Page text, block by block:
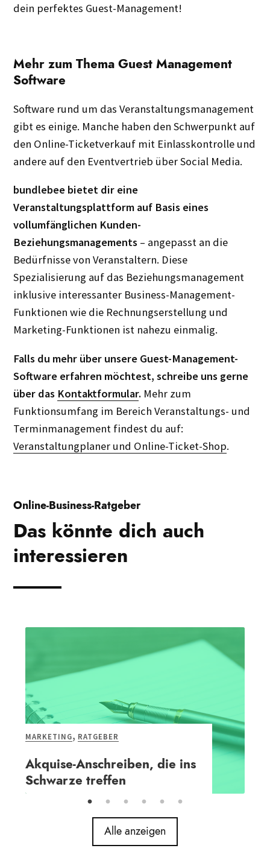
dein perfektes Guest-Management!
Mehr zum Thema Guest Management
Software
Software rund um das Veranstaltungsmanagement
gibt es einige. Manche haben den Schwerpunkt auf
den Online-Ticketverkauf mit Einlasskontrolle und
andere auf den Eventvertrieb über Social Media.
bundlebee bietet dir eine
Veranstaltungsplattform auf Basis eines
vollumfänglichen Kunden-
Beziehungsmanagements – angepasst an die
Bedürfnisse von Veranstaltern. Diese
Spezialisierung auf das Beziehungsmanagement
inklusive interessanter Business-Management-
Funktionen wie die Rechnungserstellung und
Marketing-Funktionen ist nahezu einmalig.
Falls du mehr über unsere Guest-Management-
Software erfahren möchtest, schreibe uns gerne
über das Kontaktformular. Mehr zum
Funktionsumfang im Bereich Veranstaltungs- und
Terminmanagement findest du auf:
Veranstaltungplaner und Online-Ticket-Shop.
Online-Business-Ratgeber
Das könnte dich auch
interessieren
RATGEBER
Warum Business Software
den Geschäftserfolg steigert
Alle anzeigen